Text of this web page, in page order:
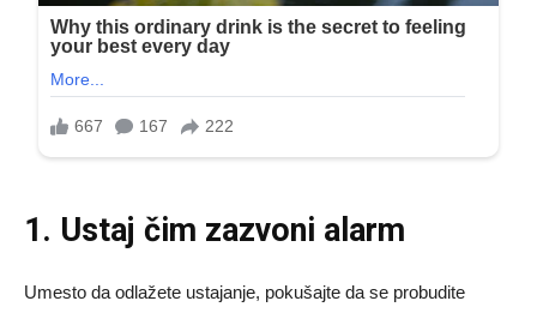
1. Ustaj čim zazvoni alarm
Umesto da odlažete ustajanje, pokušajte da se probudite